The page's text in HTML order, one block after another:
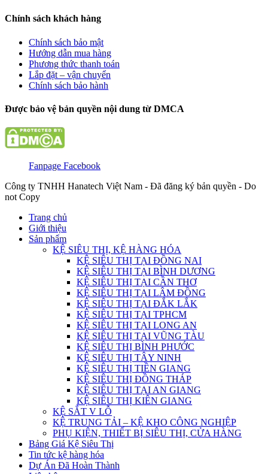
Chính sách khách hàng
Chính sách bảo mật
Hướng dẫn mua hàng
Phương thức thanh toán
Lắp đặt – vận chuyển
Chính sách bảo hành
Được bảo vệ bản quyền nội dung từ DMCA
Fanpage Facebook
Công ty TNHH Hanatech Việt Nam - Đã đăng ký bản quyền - Do
not Copy
Trang chủ
Giới thiệu
Sản phẩm
KỆ SIÊU THỊ, KỆ HÀNG HÓA
KỆ SIÊU THỊ TẠI ĐỒNG NAI
KỆ SIÊU THỊ TẠI BÌNH DƯƠNG
KỆ SIÊU THỊ TẠI CẦN THƠ
KỆ SIÊU THỊ TẠI LÂM ĐỒNG
KỆ SIÊU THỊ TẠI ĐẮK LẮK
KỆ SIÊU THỊ TẠI TPHCM
KỆ SIÊU THỊ TẠI LONG AN
KỆ SIÊU THỊ TẠI VŨNG TÀU
KỆ SIÊU THỊ BÌNH PHƯỚC
KỆ SIÊU THỊ TÂY NINH
KỆ SIÊU THỊ TIỀN GIANG
KỆ SIÊU THỊ ĐỒNG THÁP
KỆ SIÊU THỊ TẠI AN GIANG
KỆ SIÊU THỊ KIÊN GIANG
KỆ SẮT V LỖ
KỆ TRUNG TẢI – KỆ KHO CÔNG NGHIỆP
PHỤ KIỆN, THIẾT BỊ SIÊU THỊ, CỬA HÀNG
Bảng Giá Kệ Siêu Thị
Tin tức kệ hàng hóa
Dự Án Đã Hoàn Thành